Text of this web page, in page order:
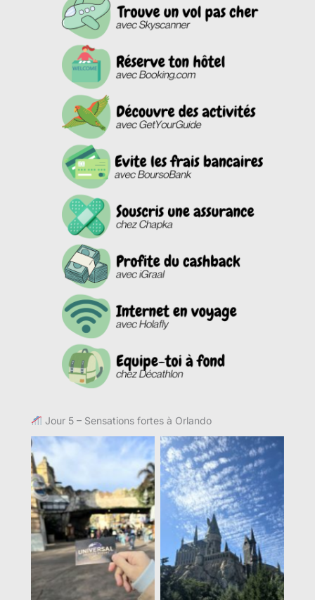
Jour 5 – Sensations fortes à Orlando
Aucune légende Aucune légende